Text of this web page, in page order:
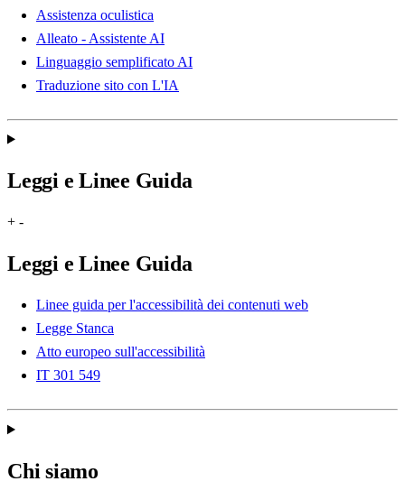
Assistenza oculistica
Alleato - Assistente AI
Linguaggio semplificato AI
Traduzione sito con L'IA
Leggi e Linee Guida
+ -
Leggi e Linee Guida
Linee guida per l'accessibilità dei contenuti web
Legge Stanca
Atto europeo sull'accessibilità
IT 301 549
Chi siamo